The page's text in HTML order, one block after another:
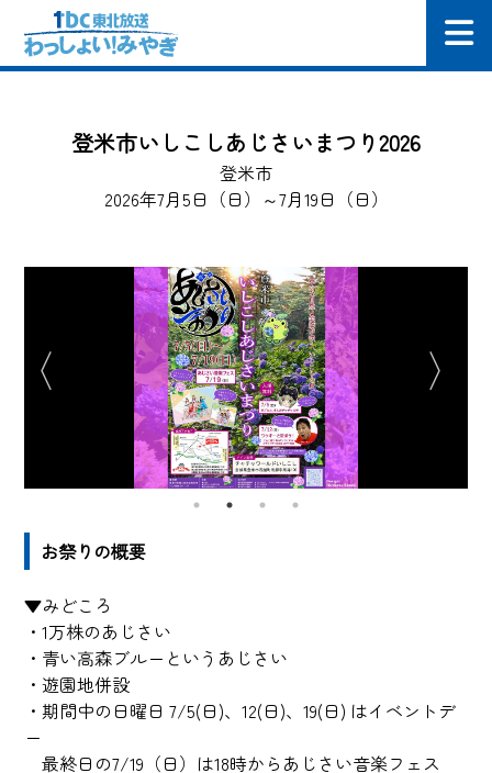
登米市いしこしあじさいまつり2026
登米市
2026年7月5日（日）～7月19日（日）
お祭りの概要
▼みどころ
・1万株のあじさい
・青い高森ブルーというあじさい
・遊園地併設
・期間中の日曜日 7/5(日)、12(日)、19(日) はイベントデ
ー
最終日の7/19（日）は18時からあじさい音楽フェス